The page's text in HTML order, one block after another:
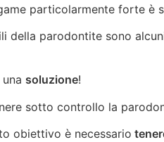
particolarmente forte è
della parodontite sono
soluzione!
sotto controllo la
obiettivo è necessario